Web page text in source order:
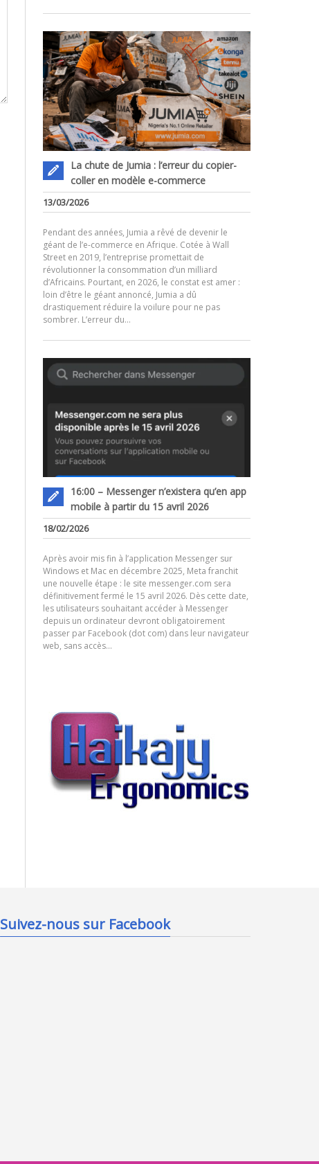
La chute de Jumia : l’erreur du copier-
coller en modèle e-commerce
13/03/2026
Pendant des années, Jumia a rêvé de devenir le
géant de l’e-commerce en Afrique. Cotée à Wall
Street en 2019, l’entreprise promettait de
révolutionner la consommation d’un milliard
d’Africains. Pourtant, en 2026, le constat est amer :
loin d’être le géant annoncé, Jumia a dû
drastiquement réduire la voilure pour ne pas
sombrer. L’erreur du…
.
16:00 – Messenger n’existera qu’en app
mobile à partir du 15 avril 2026
18/02/2026
Après avoir mis fin à l’application Messenger sur
Windows et Mac en décembre 2025, Meta franchit
une nouvelle étape : le site messenger.com sera
définitivement fermé le 15 avril 2026. Dès cette date,
les utilisateurs souhaitant accéder à Messenger
depuis un ordinateur devront obligatoirement
passer par Facebook (dot com) dans leur navigateur
web, sans accès…
Suivez-nous sur Facebook